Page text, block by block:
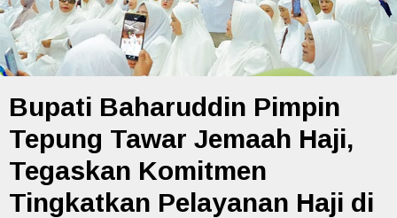
Bupati Baharuddin Pimpin
Tepung Tawar Jemaah Haji,
Tegaskan Komitmen
Tingkatkan Pelayanan Haji di